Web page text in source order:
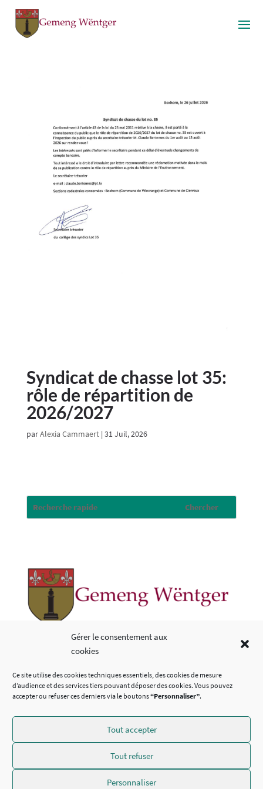
Gérer le consentement aux
cookies
Ce site utilise des cookies techniques essentiels, des cookies de mesure
d’audience et des services tiers pouvant déposer des cookies. Vous pouvez
accepter ou refuser ces derniers via le boutons“Personnaliser”.
Tout accepter
Tout refuser
Personnaliser
Syndicat de chasse lot 35:
rôle de répartition de
2026/2027
parAlexia Cammaert| 31 Juil, 2026
Copyright © 2026
SUIVEZ-NOUS